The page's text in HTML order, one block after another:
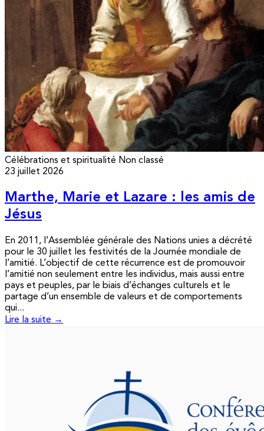
Célébrations et spiritualité Non classé
23 juillet 2026
Marthe, Marie et Lazare : les amis de
Jésus
En 2011, l’Assemblée générale des Nations unies a décrété
pour le 30 juillet les festivités de la Journée mondiale de
l’amitié. L’objectif de cette récurrence est de promouvoir
l’amitié non seulement entre les individus, mais aussi entre
pays et peuples, par le biais d’échanges culturels et le
partage d’un ensemble de valeurs et de comportements
qui...
Lire la suite →